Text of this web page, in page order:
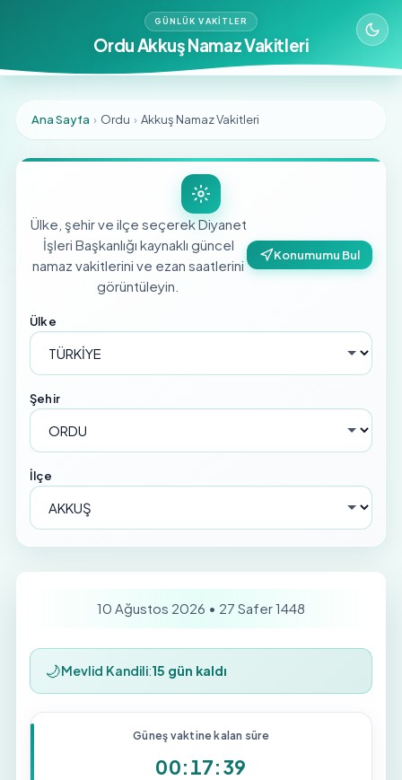
GÜNLÜK VAKITLER
Ordu Akkuş Namaz Vakitleri
Ana Sayfa › Ordu › Akkuş Namaz Vakitleri
Ülke, şehir ve ilçe seçerek Diyanet
İşleri Başkanlığı kaynaklı güncel
namaz vakitlerini ve ezan saatlerini
görüntüleyin.
Konumumu Bul
Ülke
Şehir
İlçe
10 Ağustos 2026 • 27 Safer 1448
🌙Mevlid Kandili:15 gün kaldı
Güneş vaktine kalan süre
00:17:39